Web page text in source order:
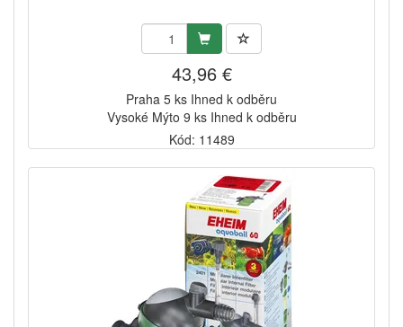
43,96 €
Praha 5 ks Ihned k odběru
Vysoké Mýto 9 ks Ihned k odběru
Kód: 11489